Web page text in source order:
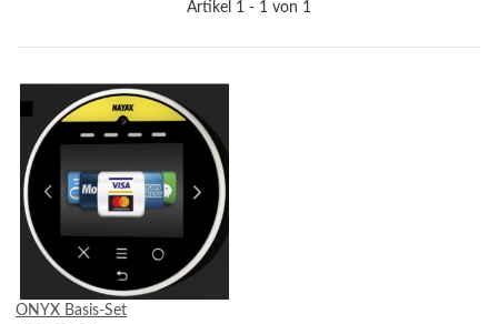
Artikel 1 - 1 von 1
ONYX Basis-Set